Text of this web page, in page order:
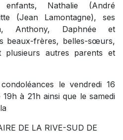
Nathalie (André
(Jean Lamontagne), ses
Anthony, Daphnée et
beaux-frères, belles-sœurs,
plusieurs autres parents et
le vendredi 16
à 21h ainsi que le samedi
DE LA RIVE-SUD DE